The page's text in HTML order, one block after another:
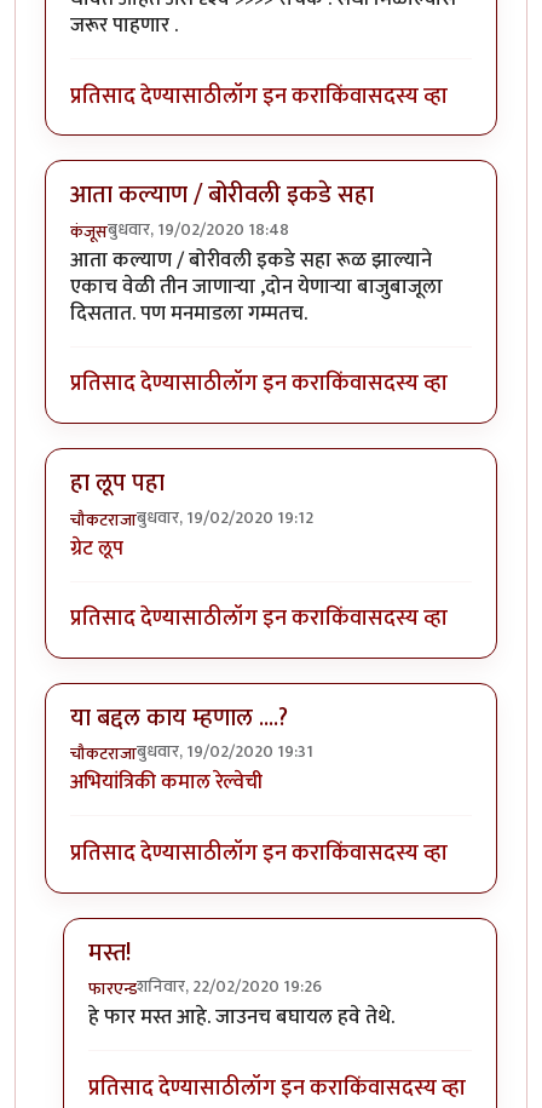
जरूर पाहणार .
प्रतिसाद देण्यासाठीलॉग इन कराकिंवासदस्य व्हा
आता कल्याण / बोरीवली इकडे सहा
कंजूसबुधवार, 19/02/2020 18:48
आता कल्याण / बोरीवली इकडे सहा रूळ झाल्याने
एकाच वेळी तीन जाणाऱ्या ,दोन येणाऱ्या बाजुबाजूला
दिसतात. पण मनमाडला गम्मतच.
प्रतिसाद देण्यासाठीलॉग इन कराकिंवासदस्य व्हा
हा लूप पहा
चौकटराजाबुधवार, 19/02/2020 19:12
ग्रेट लूप
प्रतिसाद देण्यासाठीलॉग इन कराकिंवासदस्य व्हा
या बद्दल काय म्हणाल ....?
चौकटराजाबुधवार, 19/02/2020 19:31
अभियांत्रिकी कमाल रेल्वेची
प्रतिसाद देण्यासाठीलॉग इन कराकिंवासदस्य व्हा
मस्त!
फारएन्डशनिवार, 22/02/2020 19:26
In reply toया बद्दल काय म्हणाल ....?by
हे फार मस्त आहे. जाउनच बघायल हवे तेथे.
प्रतिसाद देण्यासाठीलॉग इन कराकिंवासदस्य व्हा